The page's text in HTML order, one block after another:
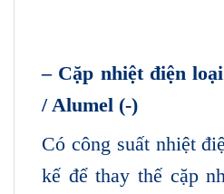
– Cặp nhiệt điện
/ Alumel (-)
Có công suất nhiệt
kế để thay thế cặp